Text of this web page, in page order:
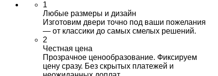
1
Любые размеры и дизайн
Изготовим двери точно под ваши пожелания
— от классики до самых смелых решений.
2
Честная цена
Прозрачное ценообразование. Фиксируем
цену сразу. Без скрытых платежей и